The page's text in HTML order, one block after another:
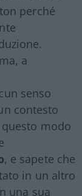
perché
a
senso
contesto
modo
, e sapete che
in un altro
una sua